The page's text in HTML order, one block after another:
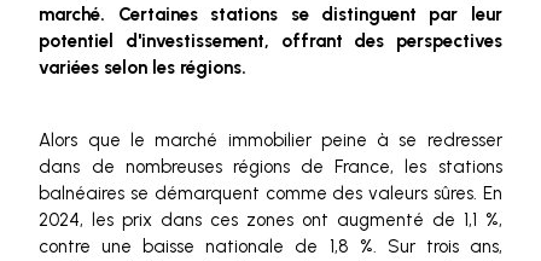
marché. Certaines stations se distinguent par leur
potentiel d'investissement, offrant des perspectives
variées selon les régions.
Alors que le marché immobilier peine à se redresser
dans de nombreuses régions de France, les stations
balnéaires se démarquent comme des valeurs sûres. En
2024, les prix dans ces zones ont augmenté de 1,1 %,
contre une baisse nationale de 1,8 %. Sur trois ans,